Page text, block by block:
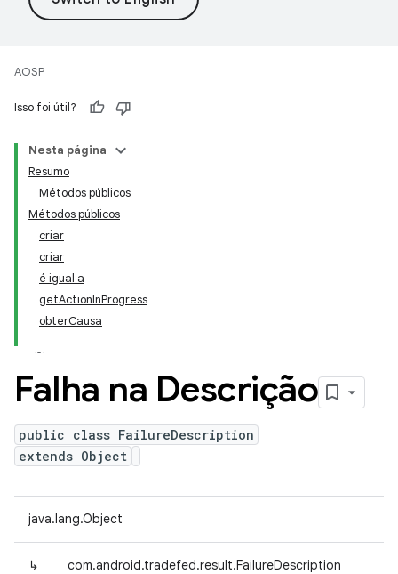
AOSP
Isso foi útil?
Nesta página
Resumo
Métodos públicos
Métodos públicos
criar
criar
é igual a
getActionInProgress
obterCausa
Falha na Descrição
public class FailureDescription
extends Object
java.lang.Object
↳ com.android.tradefed.result.FailureDescription